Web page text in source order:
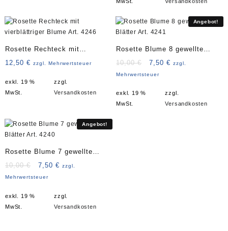
Rosette Rechteck mit
vierblättriger Blume Art. 4246
12,50 € zzgl. Mehrwertsteuer
exkl. 19 %
MwSt.
zzgl.
Versandkosten
Angebot!
Rosette Blume 8 gewellte
Blätter Art. 4241
10,00€
Ursprünglicher
Preis
10,00 €
7,50€ Aktueller
7,50 €.
zzgl.
Mehrwertsteuer
exkl. 19 %
MwSt.
zzgl.
Versandkosten
Angebot!
Rosette Blume 7 gewellte
Blätter Art. 4240
10,00€
Ursprünglicher
Preis
10,00 €
7,50 € Aktueller
7,50 €.
zzgl.
Mehrwertsteuer
exkl. 19 %
MwSt.
zzgl.
Versandkosten